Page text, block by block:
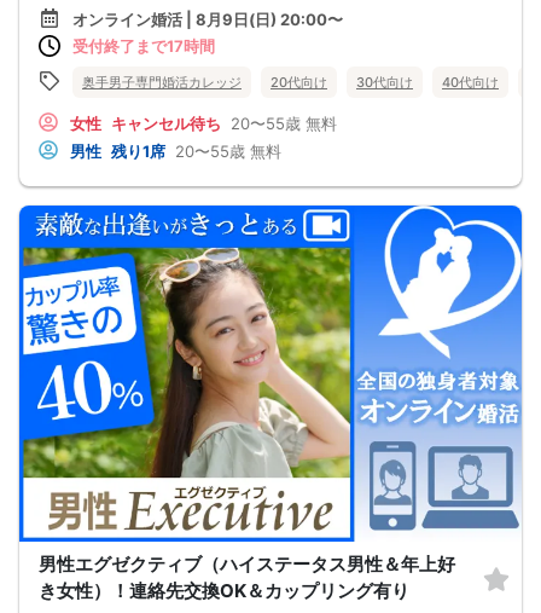
ンセル期間でもキャンセル料1500円
イベント2日前・前日2000円/当日3000円
☑家族や将来について話をする
☑食事の話をする
☑好印象に思ってもらうために
☑経験を積むために出会いの数を増やす
奥手男子に合わない方法です。
なぜなら、趣味や共通の話題などをしても
それだけでは、女性は好きにはなってくれない。
次につなげようとすればするほど、
男性中心で考えていることが伝わり、
気づかないうちに「女性の信頼」を失ってしまう。
さらに、出会いの数を増やしても
気になる女性を目の前にすると、
「好印象に思われたい。嫌われたくない。」
という気持ちが強くなり、
どうしても当たり障りない会話してしまう。
その結果、彼女できるチャンスを
逃している奥手男子がめっちゃ多いからです。
でも、安心してください！
今年こそは彼女できて
一緒に美味しいものを食べに行ったり、
映画に行ったり、旅行に行けるように、
「奥手男子専用の恋愛婚活攻略」
を用意しています！
ぜひこの先を読み進めてみてください👇
※講師の急用以外はたとえ参加人数が1人でも
その人のために必ず実施します
※はじめてセミナーに参加する方も
ビデオオフでも参加OKにしているので
安心してください
オンライン婚活 | 8月9日(日) 20:00〜
受付終了まで17時間
奥手男子専門婚活カレッジ 20代向け 30代向け 40代向け
女性 キャンセル待ち 20〜55歳 無料
男性 残り1席 20〜55歳 無料
男性エグゼクティブ（ハイステータス男性＆年上好
き女性）！連絡先交換OK＆カップリング有り